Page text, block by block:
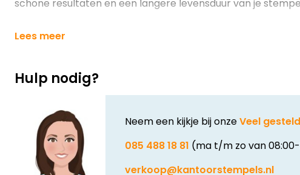
schone resultaten en een langere levensduur van je
Lees meer
Hulp nodig?
Neem een kijkje bij onzeVeel
085 488 18 81 (ma t/m zo van
verkoop@kantoorstempels.nl